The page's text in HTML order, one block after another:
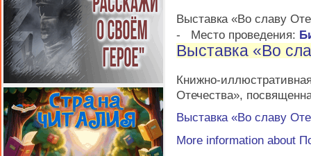
Выставка «Во славу
-
Место проведения:
Выставка «Во
Книжно-
Отечества»,
Выставка «Во славу
More information about